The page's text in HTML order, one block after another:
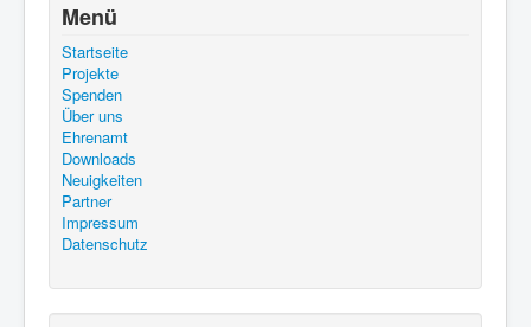
Menü
Startseite
Projekte
Spenden
Über uns
Ehrenamt
Downloads
Neuigkeiten
Partner
Impressum
Datenschutz